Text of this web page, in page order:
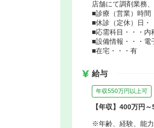
店舗にて調剤業務
■診療（営業）時間
■休診（定休）日・
■応需科目・・・内
■設備情報・・・電
■在宅・・・有
給与
年収550万円以上可
【年収】400万円
※年齢、経験、能力